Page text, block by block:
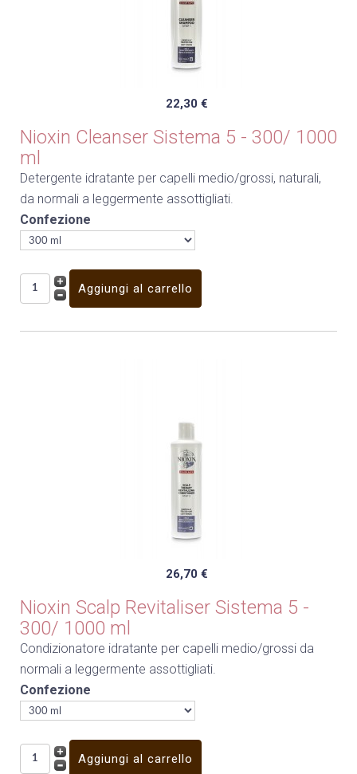
22,30 €
Nioxin Cleanser Sistema 5 - 300/ 1000
ml
Detergente idratante per capelli medio/grossi, naturali,
da normali a leggermente assottigliati.
Confezione
26,70 €
Nioxin Scalp Revitaliser Sistema 5 -
300/ 1000 ml
Condizionatore idratante per capelli medio/grossi da
normali a leggermente assottigliati.
Confezione